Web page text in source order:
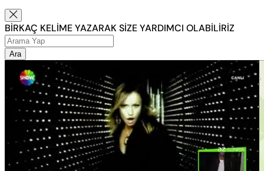
BİRKAÇ KELİME YAZARAK SİZE YARDIMCI OLABİLİRİZ
Ara